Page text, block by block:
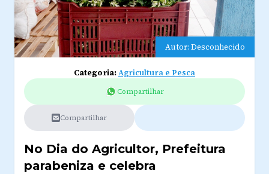
Autor: Desconhecido
Categoria:Agricultura e Pesca
Compartilhar
Compartilhar
No Dia do Agricultor, Prefeitura
parabeniza e celebra